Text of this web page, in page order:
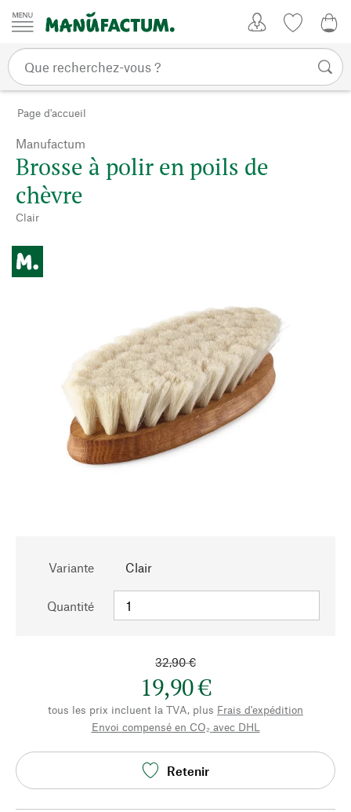
Passer au contenu
Page d'accueil
Manufactum
Brosse à polir en poils de
chèvre
Clair
Variante Clair
Quantité
32,90 €
19,90 €
tous les prix incluent la TVA, plus Frais d'expédition
Envoi compensé en CO₂ avec DHL
Retenir